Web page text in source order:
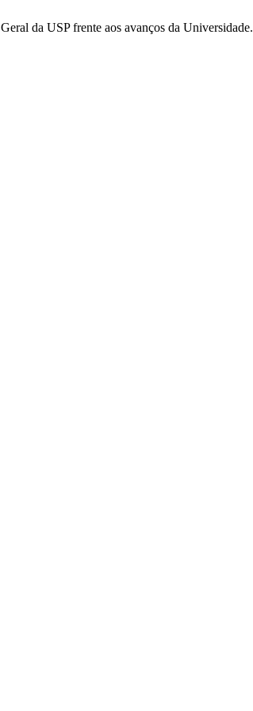
da USP frente aos avanços da Universidade.